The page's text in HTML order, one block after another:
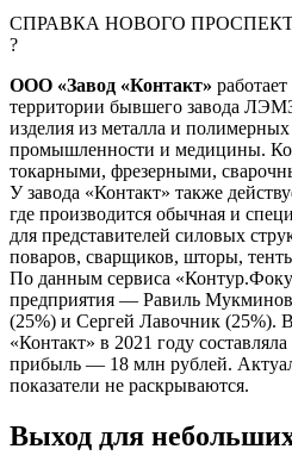
СПРАВКА НОВОГО
?
ООО «Завод «Контакт»
территории бывшего завода
изделия из металла и
промышленности и медицины.
токарными, фрезерными,
У завода «Контакт» также
где производится обычная и
для представителей силовых
поваров, сварщиков, шторы,
По данным сервиса
предприятия — Равиль
(25%) и Сергей Лавочник
«Контакт» в 2021 году
прибыль — 18 млн рублей.
показатели не раскрываются.
Выход для